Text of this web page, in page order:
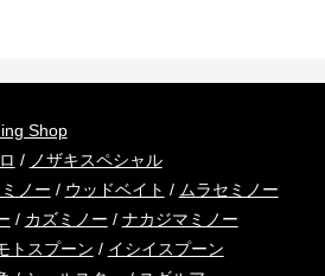
Shop
/ ノザキスペシャル
ノー / ウッドベイト / ムラセミノー
/ カズミノー / ナカジマミノー
トスプーン / イシイスプーン